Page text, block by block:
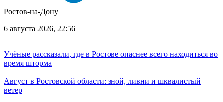
Ростов-на-Дону
6 августа 2026, 22:56
Учёные рассказали, где в Ростове опаснее всего находиться во
время шторма
Август в Ростовской области: зной, ливни и шквалистый
ветер